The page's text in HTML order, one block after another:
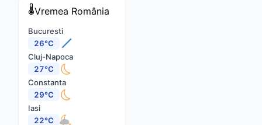
🌡️Vremea România
Bucuresti
26°C
Cluj-Napoca
27°C
Constanta
29°C
Iasi
22°C